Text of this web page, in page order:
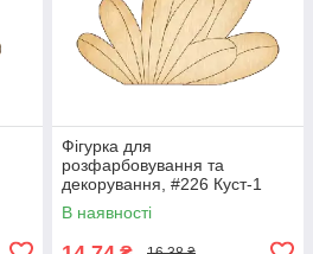
Фігурка для
розфарбовування та
декорування, #226 Куст-1
В наявності